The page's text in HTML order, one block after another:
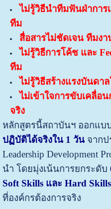
ไม่รู้วิธีนำทีมฟันฝ่าการ
ทีม
สื่อสารไม่ชัดเจน ทีมงา
ไม่รู้วิธีการโค้ช และ
ทีม
ไม่รู้วิธีสร้างแรงบันดา
ไม่เข้าใจการขับเคลื่อ
จริง
หลักสูตรนี้สถาบันฯ ออกแบ
ปฏิบัติได้จริงใน 1 วันจากป
Leadership Development
นำ โดยมุ่งเน้นการยกระดับ
Soft Skills และ Hard Skills
ที่องค์กรต้องการจริง